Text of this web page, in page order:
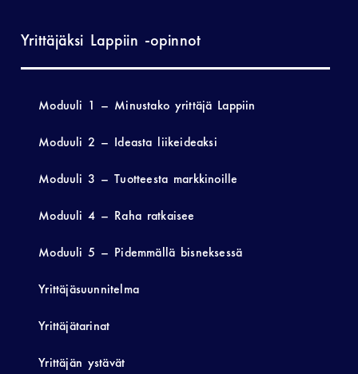
Yrittäjäksi Lappiin -opinnot
Moduuli 1 – Minustako yrittäjä Lappiin
Moduuli 2 – Ideasta liikeideaksi
Moduuli 3 – Tuotteesta markkinoille
Moduuli 4 – Raha ratkaisee
Moduuli 5 – Pidemmällä bisneksessä
Yrittäjäsuunnitelma
Yrittäjätarinat
Yrittäjän ystävät